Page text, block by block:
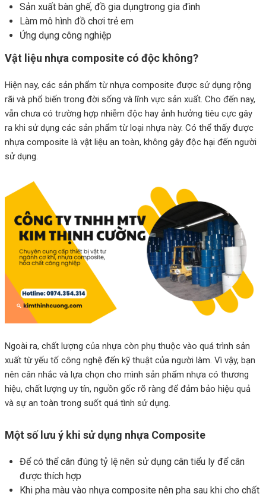
Sản xuất bàn ghế, đồ gia dụngtrong gia đình
Làm mô hình đồ chơi trẻ em
Ứng dụng công nghiệp
Vật liệu nhựa composite có độc không?
Hiện nay, các sản phẩm từ nhựa composite được sử dụng rộng
rãi và phổ biến trong đời sống và lĩnh vực sản xuất. Cho đến nay,
vẫn chưa có trường hợp nhiễm độc hay ảnh hưởng tiêu cực gây
ra khi sử dụng các sản phẩm từ loại nhựa này. Có thể thấy được
nhựa composite là vật liệu an toàn, không gây độc hại đến người
sử dụng.
Ngoài ra, chất lượng của nhựa còn phụ thuộc vào quá trình sản
xuất từ yếu tố công nghệ đến kỹ thuật của người làm. Vì vậy, bạn
nên cân nhắc và lựa chọn cho mình sản phẩm nhựa có thương
hiệu, chất lượng uy tín, nguồn gốc rõ ràng để đảm bảo hiệu quả
và sự an toàn trong suốt quá tình sử dụng.
Một số lưu ý khi sử dụng nhựa Composite
Để có thể cân đúng tỷ lệ nên sử dụng cân tiểu ly để cân
được thích hợp
Khi pha màu vào nhựa composite nên pha sau khi cho chất